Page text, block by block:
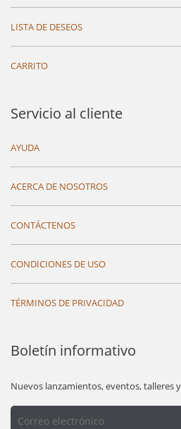
LISTA DE DESEOS
CARRITO
Servicio al cliente
AYUDA
ACERCA DE NOSOTROS
CONTÁCTENOS
CONDICIONES DE USO
TÉRMINOS DE PRIVACIDAD
Boletín informativo
Nuevos lanzamientos, eventos, talleres